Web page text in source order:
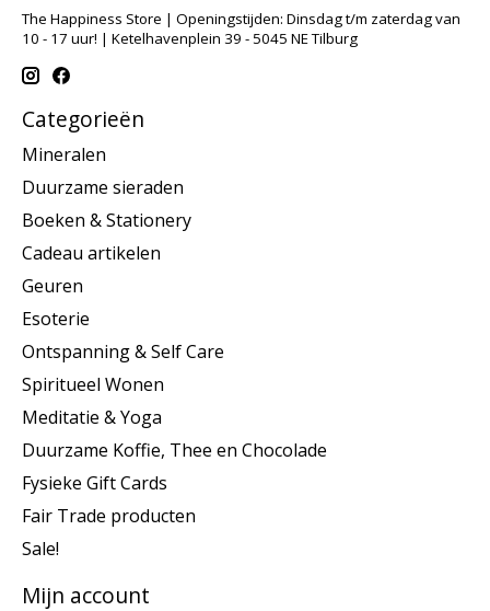
The Happiness Store | Openingstijden: Dinsdag t/m zaterdag van
10 - 17 uur! | Ketelhavenplein 39 - 5045 NE Tilburg
Categorieën
Mineralen
Duurzame sieraden
Boeken & Stationery
Cadeau artikelen
Geuren
Esoterie
Ontspanning & Self Care
Spiritueel Wonen
Meditatie & Yoga
Duurzame Koffie, Thee en Chocolade
Fysieke Gift Cards
Fair Trade producten
Sale!
Mijn account